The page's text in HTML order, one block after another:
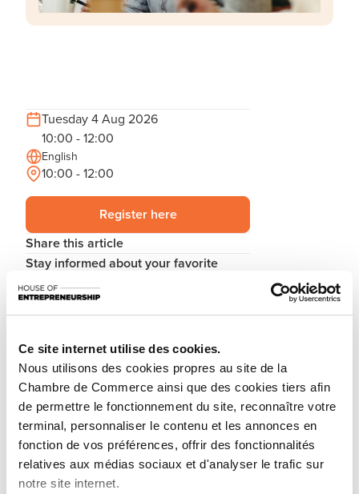
Ce site internet utilise des cookies.
Nous utilisons des cookies propres au site de la
Chambre de Commerce ainsi que des cookies tiers afin
de permettre le fonctionnement du site, reconnaître votre
terminal, personnaliser le contenu et les annonces en
fonction de vos préférences, offrir des fonctionnalités
relatives aux médias sociaux et d'analyser le trafic sur
notre site internet.
Tuesday 4 Aug 2026
10:00 - 12:00
English
10:00 - 12:00
Register here
Share this article
Stay informed about your favorite
news topics.
Subscribe to our newsletter
You are starting a business from scratch or buying an
existing one in Luxembourg? Let’s get guided by the
advisors of the House of Entrepreneurship, the single
point of contact for entrepreneurs.
How? Attend the upcoming workshop «How to start